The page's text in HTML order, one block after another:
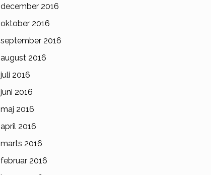
december 2016
oktober 2016
september 2016
august 2016
juli 2016
juni 2016
maj 2016
april 2016
marts 2016
februar 2016